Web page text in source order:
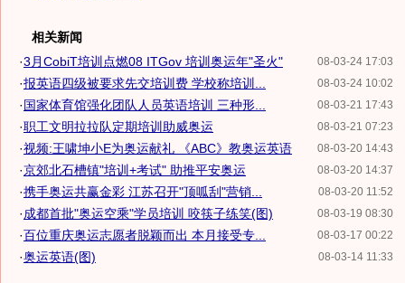
相关新闻
08-03-24 17:03
·3月CobiT培训点燃08 ITGov 培训奥运年"圣火"
08-03-24 10:02
·报英语四级被要求先交培训费 学校称培训...
08-03-21 17:43
·国家体育馆强化团队人员英语培训 三种形...
08-03-21 07:23
·职工文明拉拉队定期培训助威奥运
08-03-20 14:43
·视频:王啸坤小E为奥运献礼 《ABC》教奥运英语
08-03-20 14:37
·京郊北石槽镇"培训+考试" 助推平安奥运
08-03-20 11:52
·携手奥运共赢金彩 江苏召开"顶呱刮"营销...
08-03-19 08:30
·成都首批"奥运空乘"学员培训 咬筷子练笑(图)
08-03-17 00:22
·百位重庆奥运志愿者脱颖而出 本月接受专...
08-03-14 11:33
·奥运英语(图)